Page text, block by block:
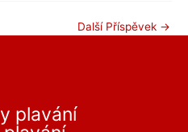
Další Příspěvek →
plavání